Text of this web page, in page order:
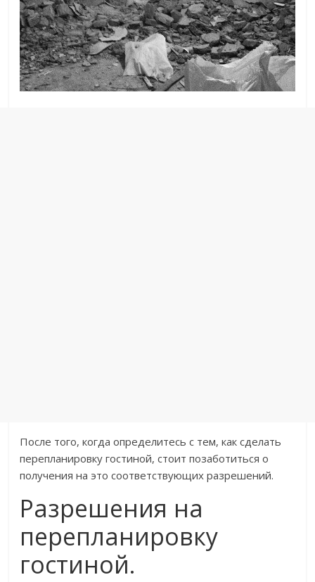
После того, когда определитесь с тем, как сделать
перепланировку гостиной, стоит позаботиться о
получения на это соответствующих разрешений.
Разрешения на
перепланировку
гостиной.